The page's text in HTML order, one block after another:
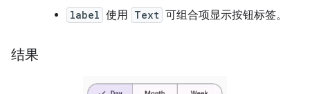
label 使用 Text 可组合项显示按钮标签。
结果